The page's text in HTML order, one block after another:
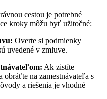
cestou je potrebné
kroky môžu byť užitočné:
Overte si podmienky
uvedené v zmluve.
Ak zistíte
obráťte na zamestnávateľa s
a riešenia je vhodné